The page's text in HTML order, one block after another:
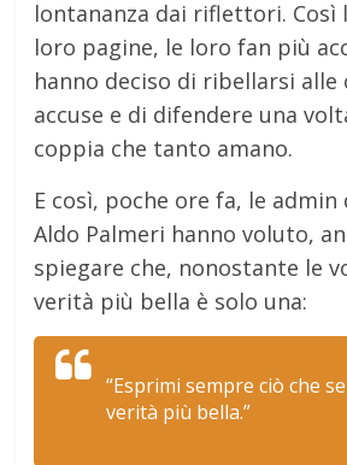
lontananza dai riflettori. Così
loro pagine, le loro fan più
hanno deciso di ribellarsi alle
accuse e di difendere una
coppia che tanto amano.
E così, poche ore fa, le
Aldo Palmeri hanno voluto,
spiegare che, nonostante le
verità più bella è solo una:
“Esprimi sempre ciò che
verità più bella.”